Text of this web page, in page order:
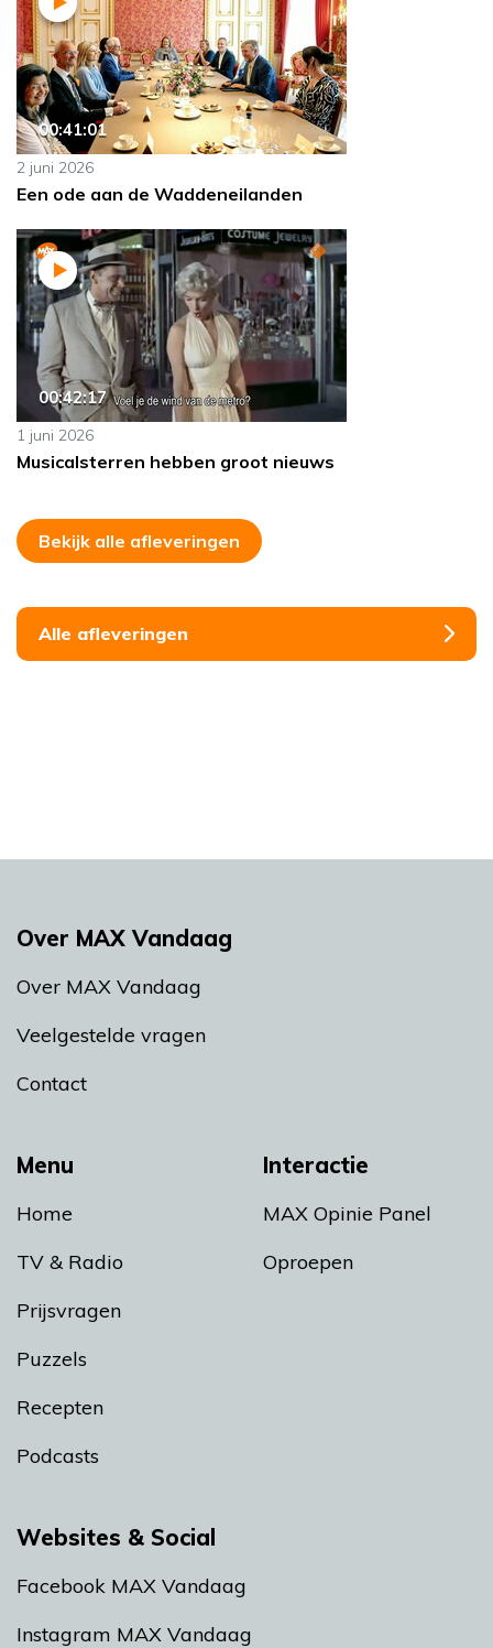
00:41:01
2 juni 2026
Een ode aan de Waddeneilanden
00:42:17
1 juni 2026
Musicalsterren hebben groot nieuws
Bekijk alle afleveringen
Alle afleveringen
Menu
Home
TV & Radio
Prijsvragen
Puzzels
Recepten
Podcasts
Interactie
MAX Opinie Panel
Oproepen
Over MAX Vandaag
Over MAX Vandaag
Veelgestelde vragen
Contact
Websites & Social
Facebook MAX Vandaag
Instagram MAX Vandaag